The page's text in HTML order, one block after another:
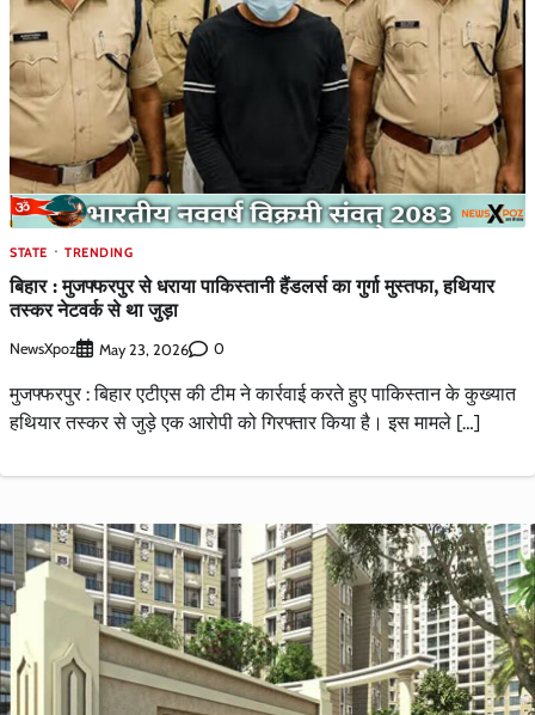
STATE TRENDING
बिहार : मुजफ्फरपुर से धराया पाकिस्तानी हैंडलर्स का गुर्गा मुस्तफा, हथियार
तस्कर नेटवर्क से था जुड़ा
NewsXpoz May 23, 2026 0
मुजफ्फरपुर : बिहार एटीएस की टीम ने कार्रवाई करते हुए पाकिस्तान के कुख्यात
हथियार तस्कर से जुड़े एक आरोपी को गिरफ्तार किया है। इस मामले […]